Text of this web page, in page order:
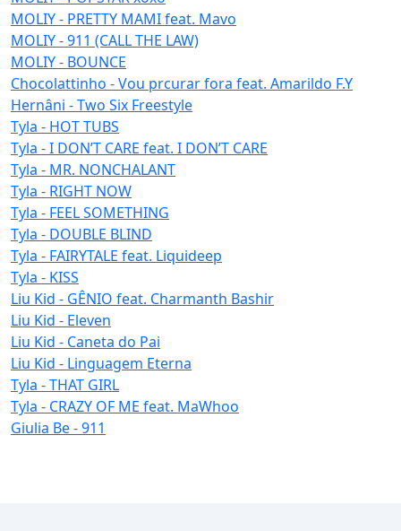
MOLIY - PRETTY MAMI feat. Mavo
MOLIY - 911 (CALL THE LAW)
MOLIY - BOUNCE
Chocolattinho - Vou prcurar fora feat. Amarildo F.Y
Hernâni - Two Six Freestyle
Tyla - HOT TUBS
Tyla - I DON’T CARE feat. I DON’T CARE
Tyla - MR. NONCHALANT
Tyla - RIGHT NOW
Tyla - FEEL SOMETHING
Tyla - DOUBLE BLIND
Tyla - FAIRYTALE feat. Liquideep
Tyla - KISS
Liu Kid - GÊNIO feat. Charmanth Bashir
Liu Kid - Eleven
Liu Kid - Caneta do Pai
Liu Kid - Linguagem Eterna
Tyla - THAT GIRL
Tyla - CRAZY OF ME feat. MaWhoo
Giulia Be - 911